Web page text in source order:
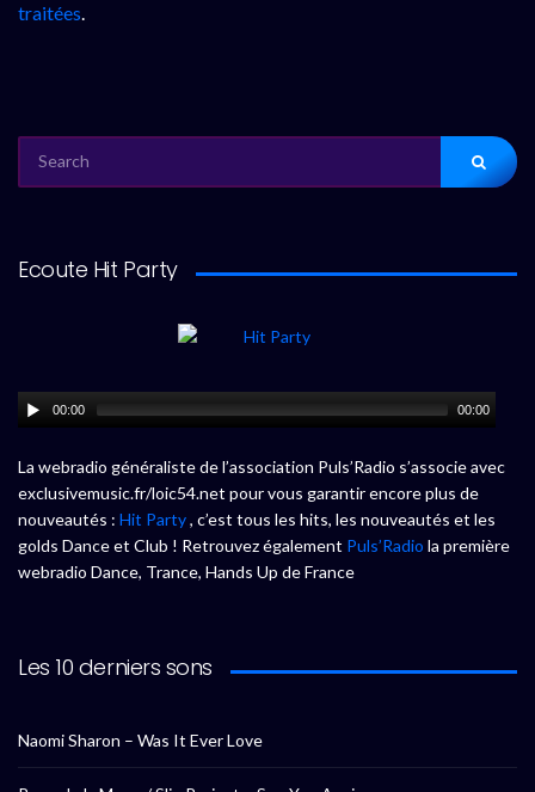
traitées.
FOR:
Ecoute Hit Party
00:00 00:00
La webradio généraliste de l’association Puls’Radio s’associe avec
exclusivemusic.fr/loic54.net pour vous garantir encore plus de
nouveautés : Hit Party, c’est tous les hits, les nouveautés et les
golds Dance et Club ! Retrouvez également Puls’Radio la première
webradio Dance, Trance, Hands Up de France
Les 10 derniers sons
Naomi Sharon – Was It Ever Love